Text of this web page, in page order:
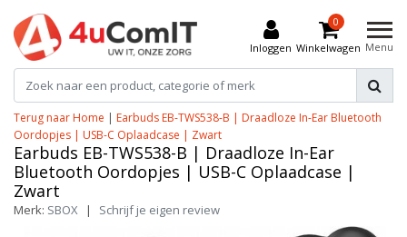
Inloggen
0
Winkelwagen Menu
Terug naar Home | Earbuds EB-TWS538-B | Draadloze In-Ear Bluetooth
Oordopjes | USB-C Oplaadcase | Zwart
Earbuds EB-TWS538-B | Draadloze In-Ear
Bluetooth Oordopjes | USB-C Oplaadcase |
Zwart
Merk: SBOX | Schrijf je eigen review